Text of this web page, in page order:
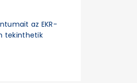
az EKR-
tekinthetik